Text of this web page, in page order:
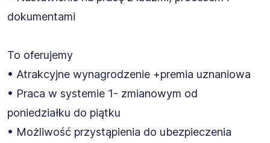
dokumentami
To oferujemy
• Atrakcyjne wynagrodzenie +premia uznaniowa
• Praca w systemie 1- zmianowym od
poniedziałku do piątku
• Możliwość przystąpienia do ubezpieczenia